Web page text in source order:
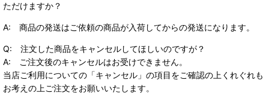
ただけますか？
A: 商品の発送はご依頼の商品が入荷してからの発送になります。
Q: 注文した商品をキャンセルしてほしいのですが？
A: ご注文後のキャンセルはお受けできません。
当店ご利用についての「キャンセル」の項目をご確認の上くれぐれも
お考えの上ご注文をお願いいたします。